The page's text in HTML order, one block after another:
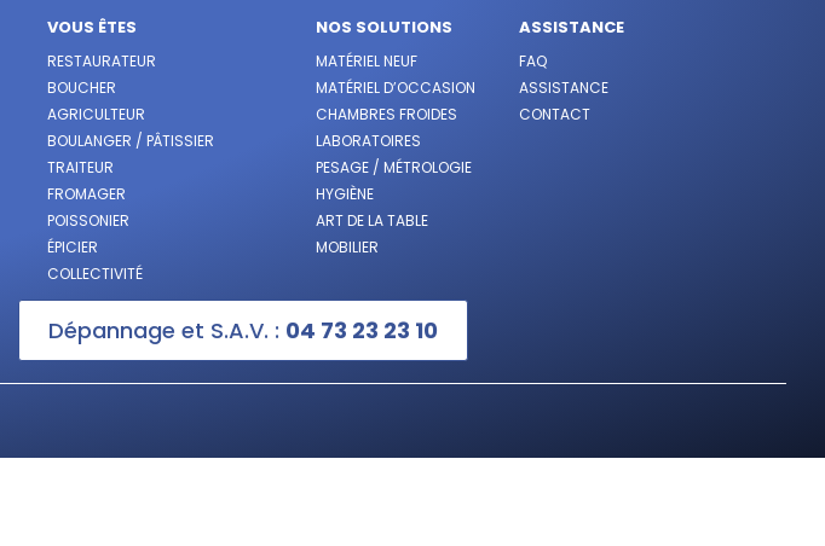
VOUS ÊTES
RESTAURATEUR
BOUCHER
AGRICULTEUR
BOULANGER / PÂTISSIER
TRAITEUR
FROMAGER
POISSONIER
ÉPICIER
COLLECTIVITÉ
NOS SOLUTIONS
MATÉRIEL NEUF
MATÉRIEL D’OCCASION
CHAMBRES FROIDES
LABORATOIRES
PESAGE / MÉTROLOGIE
HYGIÈNE
ART DE LA TABLE
MOBILIER
ASSISTANCE
FAQ
ASSISTANCE
CONTACT
Dépannage et S.A.V. : 04 73 23 23 10